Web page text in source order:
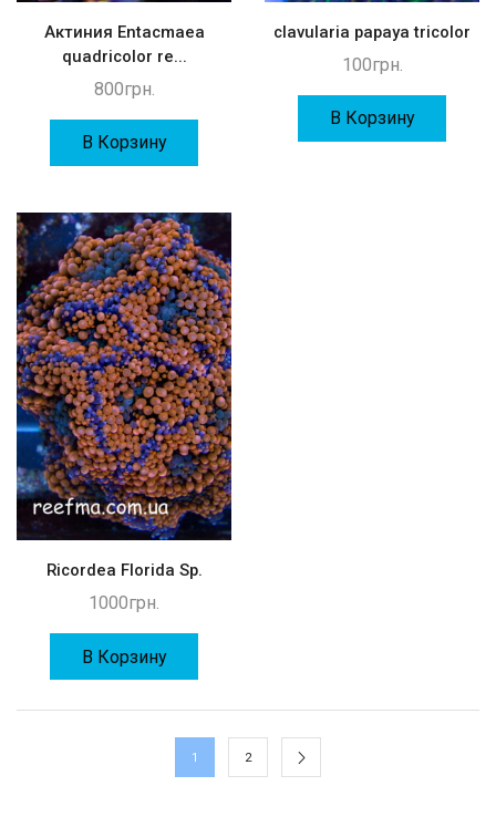
Актиния Entacmaea
quadricolor re...
800грн.
В Корзину
clavularia papaya tricolor
100грн.
В Корзину
Ricordea Florida Sp.
1000грн.
В Корзину
1 2